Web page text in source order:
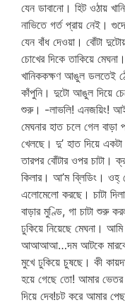
যেন ডাবানো। হিট ওঠায়
নাভিতে গর্ত প্রায় নেই।
যেন বাঁধ দেওয়া। বোঁটা
চোখের দিকে তাকিয়ে
খানিককক্ষণ আঙুল ডলতেই
কাঁপুনি। দুটো আঙুল দিয়ে
শুরু। -লাভলি! এনজয়িং!
মেঘনার হাত চলে গেল
খেলছে। দু’ হাত দিয়ে একটা
তারপর বোঁটার ওপর
কিলার। আ’ম ব্লিডিং।
এলোমেলো করছে। চাটা
বাড়ার মুণ্ডি, গা চাটা শুরু
ঢুকিয়ে নিয়েছে মেঘনা।
আআআআ…দম আটকে মারবে
মুখে ঢুকিয়ে চুষছে। কী
হয়ে গেছে তো! আমার ভেতর
দিয়ে দেব!চট করে আমার